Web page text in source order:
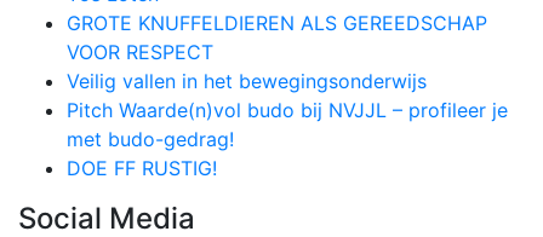
GROTE KNUFFELDIEREN ALS GEREEDSCHAP
VOOR RESPECT
Veilig vallen in het bewegingsonderwijs
Pitch Waarde(n)vol budo bij NVJJL – profileer je
met budo-gedrag!
DOE FF RUSTIG!
Social Media